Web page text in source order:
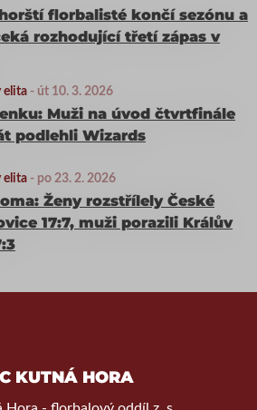
florbalisté končí sezónu a
rozhodující třetí zápas v
elita - út 10. 3. 2026
Muži na úvod čtvrtfinále
podlehli Wizards
elita - po 23. 2. 2026
Ženy rozstřílely České
17:7, muži porazili Králův
KUTNÁ HORA